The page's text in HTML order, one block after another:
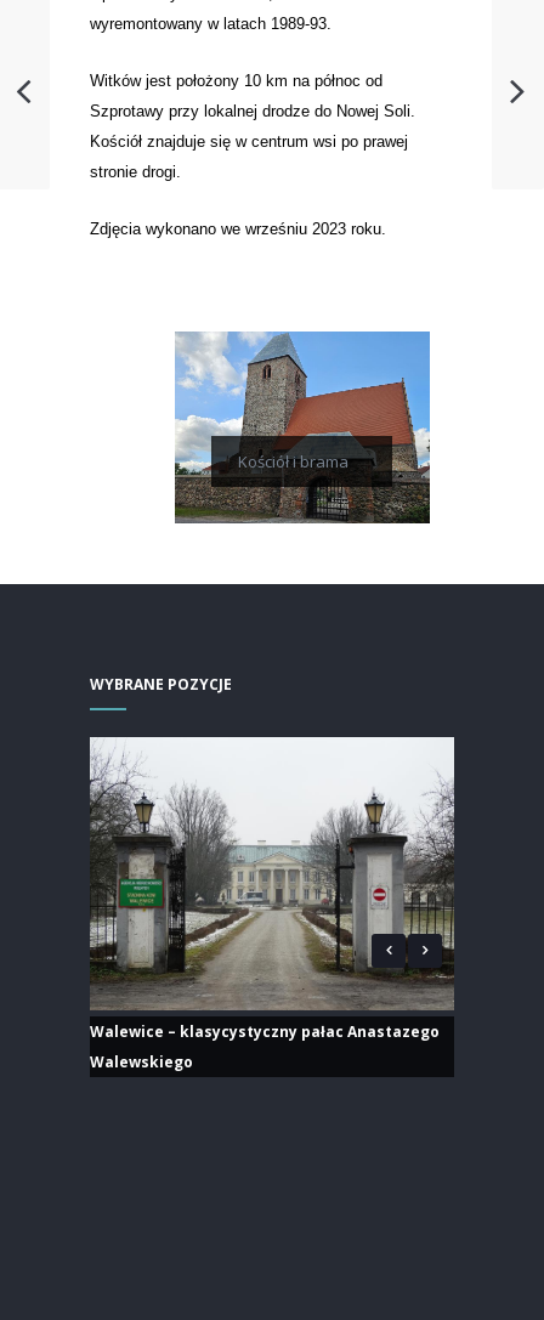
wyremontowany w latach 1989-93.
Witków jest położony 10 km na północ od
Szprotawy przy lokalnej drodze do Nowej Soli.
Kościół znajduje się w centrum wsi po prawej
stronie drogi.
Zdjęcia wykonano we wrześniu 2023 roku.
Kościół i brama
WYBRANE POZYCJE
Walewice – klasycystyczny pałac Anastazego
Walewskiego